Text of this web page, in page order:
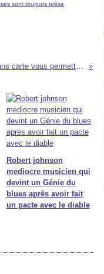
sont toujours prése
Un nouveau système de paiement sans carte vous permettra désormais de payer… en scannant votre main.
Robert johnson
mediocre musicien qui
devint un Génie du
blues après avoir fait
un pacte avec le diable